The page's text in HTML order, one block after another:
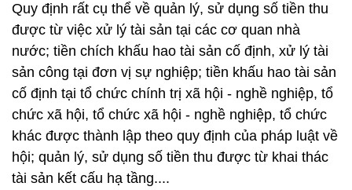
Quy định rất cụ thể về quản lý, sử dụng số tiền thu
được từ việc xử lý tài sản tại các cơ quan nhà
nước; tiền chích khấu hao tài sản cố định, xử lý tài
sản công tại đơn vị sự nghiệp; tiền khấu hao tài sản
cố định tại tổ chức chính trị xã hội - nghề nghiệp, tổ
chức xã hội, tổ chức xã hội - nghề nghiệp, tổ chức
khác được thành lập theo quy định của pháp luật về
hội; quản lý, sử dụng số tiền thu được từ khai thác
tài sản kết cấu hạ tầng....